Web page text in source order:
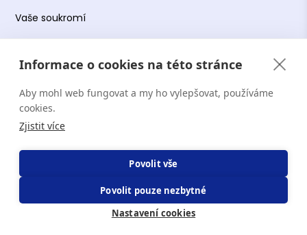
Informace o cookies na této stránce
Aby mohl web fungovat a my ho vylepšovat, používáme
cookies.
Zjistit více
Povolit vše
Povolit pouze nezbytné
Nastavení cookies
Vaše soukromí
Obchodní podmínky
Podmínky používání platformy
Copyright Terapie CZ s.r.o. 2026. Všechna práva
19644078.